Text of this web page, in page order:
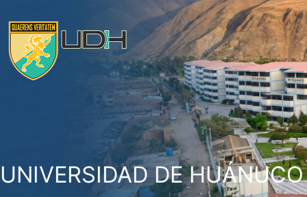
UNIVERSIDAD DE HUÁNUCO
ListarGerencia en Servicios de Salud